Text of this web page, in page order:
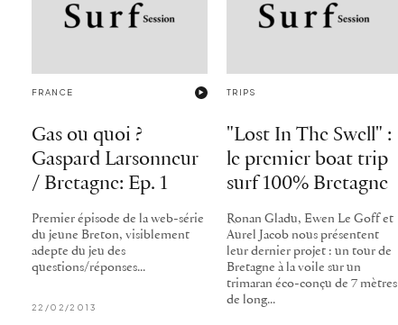
FRANCE
Gas ou quoi ?
Gaspard Larsonneur
/ Bretagne: Ep. 1
Premier épisode de la web-série
du jeune Breton, visiblement
adepte du jeu des
questions/réponses...
22/02/2013
TRIPS
"Lost In The Swell" :
le premier boat trip
surf 100% Bretagne
Ronan Gladu, Ewen Le Goff et
Aurel Jacob nous présentent
leur dernier projet : un tour de
Bretagne à la voile sur un
trimaran éco-conçu de 7 mètres
de long...